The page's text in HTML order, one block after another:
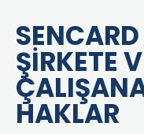
SENCARD
ŞİRKETE
HAKLAR